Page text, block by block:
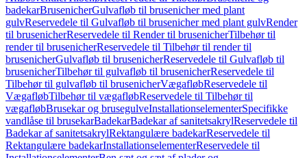
badekarBrusenicherGulvafløb til brusenicher med plant
gulvReservedele til Gulvafløb til brusenicher med plant gulvRender
til brusenicherReservedele til Render til brusenicherTilbehør til
render til brusenicherReservedele til Tilbehør til render til
brusenicherGulvafløb til brusenicherReservedele til Gulvafløb til
brusenicherTilbehør til gulvafløb til brusenicherReservedele til
Tilbehør til gulvafløb til brusenicherVægafløbReservedele til
VægafløbTilbehør til vægafløbReservedele til Tilbehør til
vægafløbBrusekar og brusegulveInstallationselementerSpecifikke
vandlåse til brusekarBadekarBadekar af sanitetsakrylReservedele til
Badekar af sanitetsakrylRektangulære badekarReservedele til
Rektangulære badekarInstallationselementerReservedele til